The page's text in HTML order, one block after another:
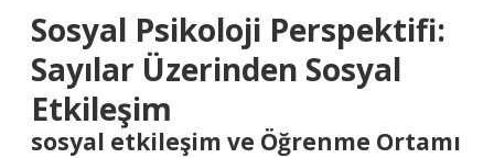
Sosyal Psikoloji Perspektifi:
Sayılar Üzerinden Sosyal
Etkileşim
sosyal etkileşim ve Öğrenme Ortamı